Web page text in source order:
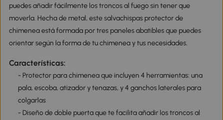
puedes añadir fácilmente los troncos al fuego sin tener que
moverla. Hecha de metal, este salvachispas protector de
chimenea está formada por tres paneles abatibles que puedes
orientar según la forma de tu chimenea y tus necesidades.
Características:
- Protector para chimenea que incluyen 4 herramientas: una
pala, escoba, atizador y tenazas, y 4 ganchos laterales para
colgarlas
- Diseño de doble puerta que te facilita añadir los troncos al